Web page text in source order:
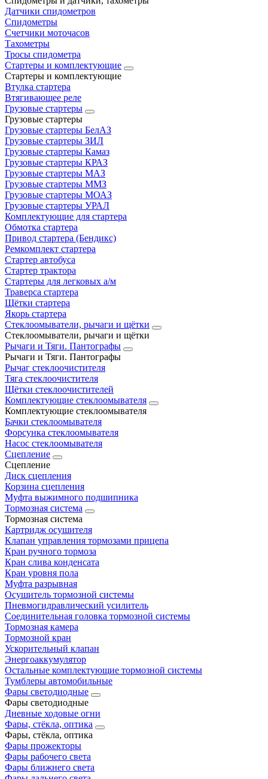
Датчики спидометров
Спидометры
Счетчики моточасов
Тахометры
Тросы спидометра
Стартеры и комплектующие
Стартеры и комплектующие
Втулка стартера
Втягивающее реле
Грузовые стартеры
Грузовые стартеры
Грузовые стартеры БелАЗ
Грузовые стартеры ЗИЛ
Грузовые стартеры Камаз
Грузовые стартеры КРАЗ
Грузовые стартеры МАЗ
Грузовые стартеры ММЗ
Грузовые стартеры МОАЗ
Грузовые стартеры УРАЛ
Комплектующие для стартера
Обмотка стартера
Привод стартера (Бендикс)
Ремкомплект стартера
Стартер автобуса
Стартер трактора
Стартеры для легковых а/м
Траверса стартера
Щётки стартера
Якорь стартера
Стеклоомыватели, рычаги и щётки
Стеклоомыватели, рычаги и щётки
Рычаги и Тяги. Пантографы
Рычаги и Тяги. Пантографы
Рычаг стеклоочистителя
Тяга стеклоочистителя
Щётки стеклоочистителей
Комплектующие стеклоомывателя
Комплектующие стеклоомывателя
Бачки стеклоомывателя
Форсунка стеклоомывателя
Насос стеклоомывателя
Сцепление
Сцепление
Диск сцепления
Корзина сцепления
Муфта выжимного подшипника
Тормозная система
Тормозная система
Картридж осушителя
Клапан управления тормозами прицепа
Кран ручного тормоза
Кран слива конденсата
Кран уровня пола
Муфта разрывная
Осушитель тормозной системы
Пневмогидравлический усилитель
Соединительная головка тормозной системы
Тормозная камера
Тормозной кран
Ускорительный клапан
Энергоаккумулятор
Остальные комплектующие тормозной системы
Тумблеры автомобильные
Фары светодиодные
Фары светодиодные
Дневные ходовые огни
Фары, стёкла, оптика
Фары, стёкла, оптика
Фары прожекторы
Фары рабочего света
Фары ближнего света